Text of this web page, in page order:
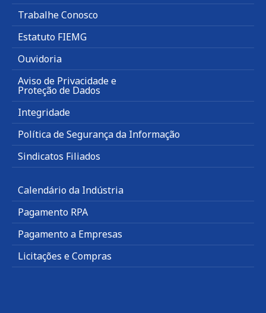
Trabalhe Conosco
Estatuto FIEMG
Ouvidoria
Aviso de Privacidade e
Proteção de Dados
Integridade
Política de Segurança da Informação
Sindicatos Filiados
Calendário da Indústria
Pagamento RPA
Pagamento a Empresas
Licitações e Compras